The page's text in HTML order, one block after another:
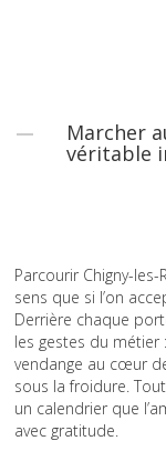
Marcher
véritable
Parcourir Chigny-les-
sens que si l’on
Derrière chaque
les gestes du métier
vendange au cœur
sous la froidure.
un calendrier que
avec gratitude.